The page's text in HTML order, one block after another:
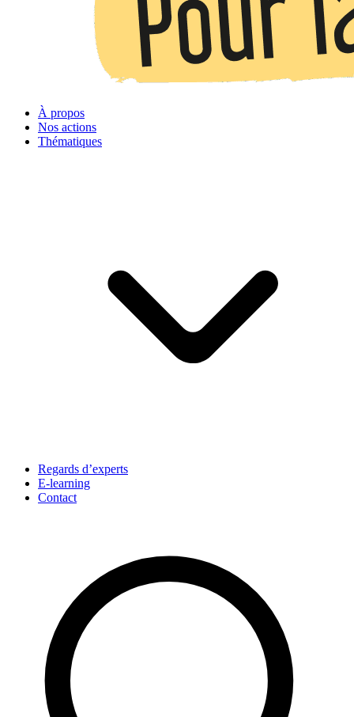
À propos
Nos actions
Thématiques
Regards d’experts
E-learning
Contact